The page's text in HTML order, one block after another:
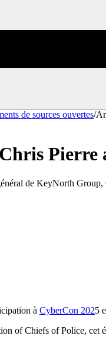
/
de KeyNorth
à CyberCon 2025
of Chiefs of Police, cet